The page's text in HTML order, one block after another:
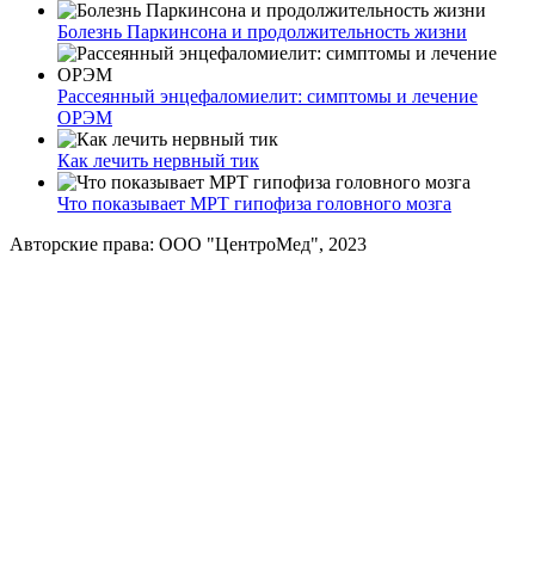
Болезнь Паркинсона и продолжительность жизни
Рассеянный энцефаломиелит: симптомы и лечение
ОРЭМ
Как лечить нервный тик
Что показывает МРТ гипофиза головного мозга
Авторские права: ООО "ЦентроМед", 2023